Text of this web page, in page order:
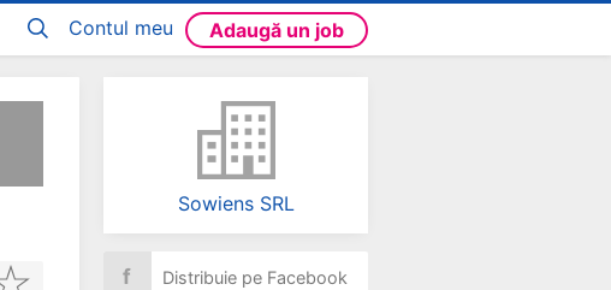
Contul meu Adaugă un job
Sowiens SRL
f Distribuie pe Facebook